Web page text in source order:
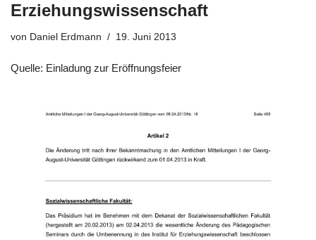
Erziehungswissenschaft
von Daniel Erdmann 19. Juni 2013
Quelle: Einladung zur Eröffnungsfeier